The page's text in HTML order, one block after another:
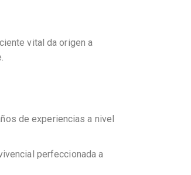
vital da origen a
de experiencias a nivel
perfeccionada a